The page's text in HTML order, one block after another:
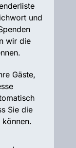
und
wir die
Gäste,
Sie die